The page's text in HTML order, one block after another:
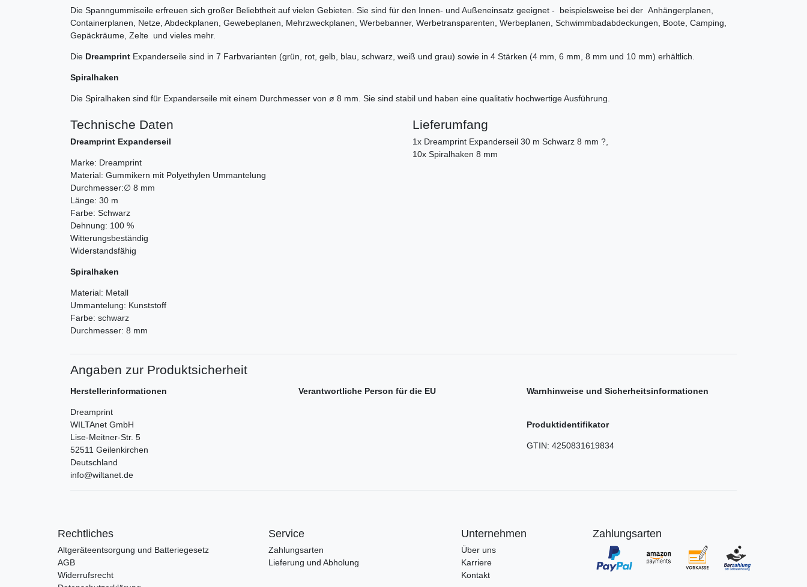
Die Spanngummiseile erfreuen sich großer Beliebtheit auf vielen Gebieten. Sie sind für den Innen- und Außeneinsatz geeignet - beispielsweise bei der Anhängerplanen,
Containerplanen, Netze, Abdeckplanen, Gewebeplanen, Mehrzweckplanen, Werbebanner, Werbetransparenten, Werbeplanen, Schwimmbadabdeckungen, Boote, Camping,
Gepäckräume, Zelte und vieles mehr.
Die Dreamprint Expanderseile sind in 7 Farbvarianten (grün, rot, gelb, blau, schwarz, weiß und grau) sowie in 4 Stärken (4 mm, 6 mm, 8 mm und 10 mm) erhältlich.
Spiralhaken
Die Spiralhaken sind für Expanderseile mit einem Durchmesser von ø 8 mm. Sie sind stabil und haben eine qualitativ hochwertige Ausführung.
Technische Daten
Dreamprint Expanderseil
Marke: Dreamprint
Material: Gummikern mit Polyethylen Ummantelung
Durchmesser:∅ 8 mm
Länge: 30 m
Farbe: Schwarz
Dehnung: 100 %
Witterungsbeständig
Widerstandsfähig
Spiralhaken
Material: Metall
Ummantelung: Kunststoff
Farbe: schwarz
Durchmesser: 8 mm
Lieferumfang
1x Dreamprint Expanderseil 30 m Schwarz 8 mm ?,
10x Spiralhaken 8 mm
Angaben zur Produktsicherheit
Herstellerinformationen
Dreamprint
WILTAnet GmbH
Lise-Meitner-Str. 5
52511 Geilenkirchen
Deutschland
info@wiltanet.de
Verantwortliche Person für die EU Warnhinweise und Sicherheitsinformationen
Produktidentifikator
GTIN: 4250831619834
Rechtliches
Altgeräteentsorgung und Batteriegesetz
AGB
Widerrufsrecht
Service
Zahlungsarten
Lieferung und Abholung
Unternehmen
Über uns
Karriere
Kontakt
Zahlungsarten